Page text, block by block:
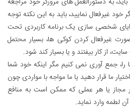
خود غیرفعال نمایید، باید به این نکته توجه
شخصی سازی یک برنامه کاربردی تحت
غیرفعال کردن کوکی ها، بسیار محتمل
از کار بیفتند و یا بسیار کند شود.
جمع آوری نمی کنیم مگر اینکه خود شما
ما قرار دهید یا ما مواجه با مواردی چون
مجاز یا هر عملی که ممکن است به منافع
لطمه وارد نماید.